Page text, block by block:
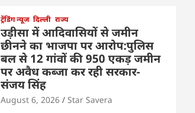
ट्रेंडिंग न्यूज दिल्ली राज्य
उड़ीसा में आदिवासियों से जमीन
छीनने का भाजपा पर आरोप:पुलिस
बल से 12 गांवों की 950 एकड़ जमीन
पर अवैध कब्जा कर रही सरकार-
संजय सिंह
August 6, 2026 Star Savera